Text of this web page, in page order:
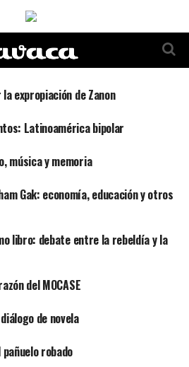
expropiación de Zanon
Latinoamérica bipolar
música y memoria
Gak: economía, educación y otros
libro: debate entre la rebeldía y la
del MOCASE
de novela
robado